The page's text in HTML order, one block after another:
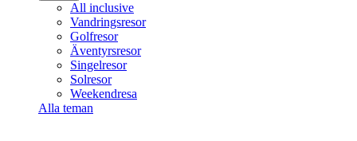
All inclusive
Vandringsresor
Golfresor
Äventyrsresor
Singelresor
Solresor
Weekendresa
Alla teman